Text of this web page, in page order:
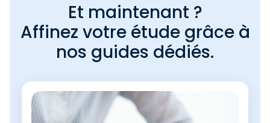
Et maintenant ?
Affinez votre étude grâce à
nos guides dédiés.